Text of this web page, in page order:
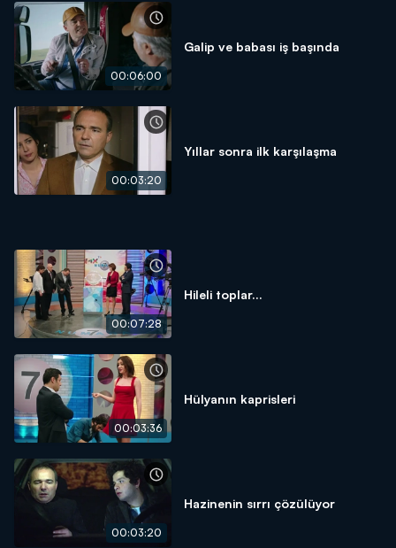
00:06:00
Galip ve babası iş başında
00:03:20
Yıllar sonra ilk karşılaşma
00:07:28
Hileli toplar...
00:03:36
Hülyanın kaprisleri
00:03:20
Hazinenin sırrı çözülüyor